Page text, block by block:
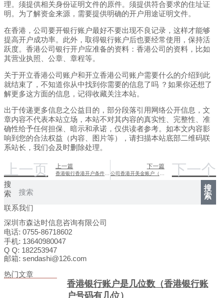
理。须提供相关身份证明文件的原件。须提供符合要求的住址证
明。为了解资金来源，需要提供明确的开户用途证明文件。
在香港，公司要开银行账户最好不要出现不良记录，这样才能够
提高开户成功率。此外，取得银行账户后也要经常使用，保持活
跃度。香港公司银行开户应准备的资料：香港公司的资料，比如
其营业执照、公章、章程等。
关于开立香港公司账户和开立香港公司账户需要什么的介绍到此
就结束了，不知道你从中找到你需要的信息了吗 ？如果你还想了
解更多这方面的信息，记得收藏关注本站。
出于传递更多信息之公益目的，部分段落引用网络公开信息，文
章内容不代表本站立场，本站不对其内容的真实性、完整性、准
确性给予任何担保、暗示和承诺，仅供读者参考。如本文内容影
响到您的合法权益（内容、图片等），请扫描本站底部二维码联
系站长，我们会及时删除处理。
上一页 上一篇 下一篇 下一个
搜
索
搜
索
联系我们
深圳市森达时信息咨询有限公司
电话: 0755-86718602
手机: 13640980047
Q Q: 182253947
邮箱: sendashi@126.com
热门文章
香港银行账户是几位数（香港银行账
户号码有几位）